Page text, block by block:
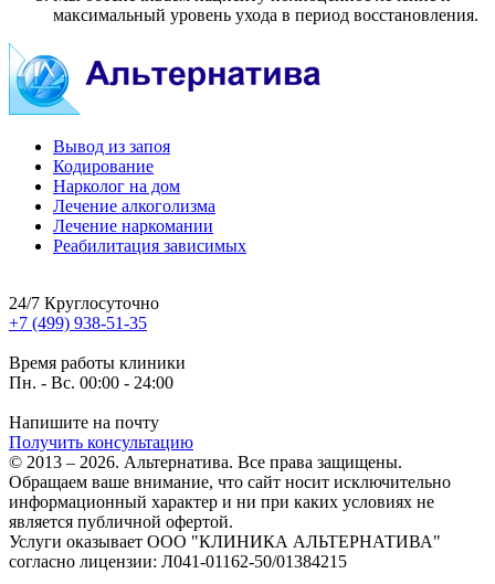
максимальный уровень ухода в период восстановления.
Вывод из запоя
Кодирование
Нарколог на дом
Лечение алкоголизма
Лечение наркомании
Реабилитация зависимых
24/7 Круглосуточно
+7 (499) 938-51-35
Время работы клиники
Пн. - Вс. 00:00 - 24:00
Напишите на почту
Получить консультацию
© 2013 – 2026. Альтернатива. Все права защищены.
Обращаем ваше внимание, что сайт носит исключительно
информационный характер и ни при каких условиях не
является публичной офертой.
Услуги оказывает ООО "КЛИНИКА АЛЬТЕРНАТИВА"
согласно лицензии: Л041-01162-50/01384215